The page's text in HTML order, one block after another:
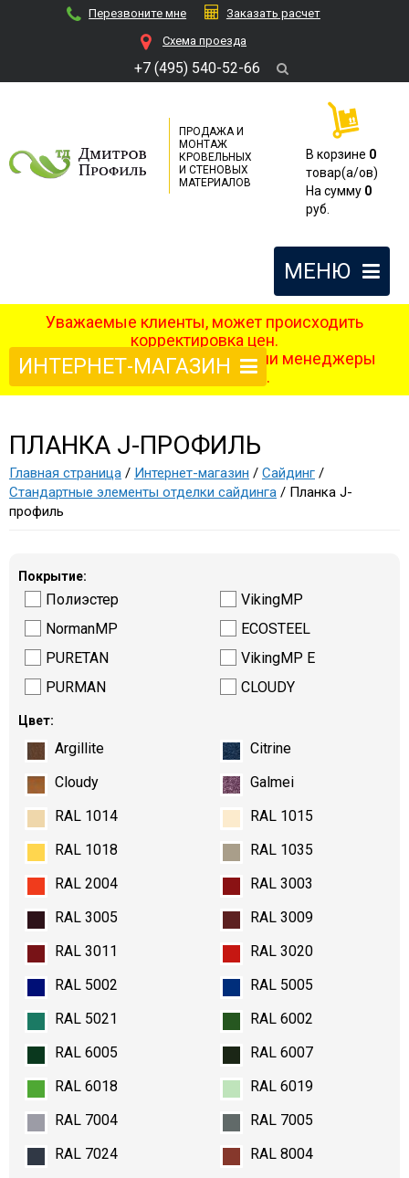
Перезвоните мне
Заказать расчет
Cхема проезда
+7 (495) 540-52-66
ПРОДАЖА И
МОНТАЖ
КРОВЕЛЬНЫХ
И СТЕНОВЫХ
МАТЕРИАЛОВ
В корзине 0
товар(a/ов)
На сумму 0
руб.
МЕНЮ
Уважаемые клиенты, может происходить
корректировка цен.
После оформления заказа наши менеджеры
свяжутся с вами.
ИНТЕРНЕТ-МАГАЗИН
ПЛАНКА J-ПРОФИЛЬ
Главная страница / Интернет-магазин / Сайдинг /
Стандартные элементы отделки сайдинга / Планка J-
профиль
Покрытие:
Полиэстер
VikingMP
NormanMP
ECOSTEEL
PURETAN
VikingMP E
PURMAN
CLOUDY
Цвет:
Argillite
Citrine
Cloudy
Galmei
RAL 1014
RAL 1015
RAL 1018
RAL 1035
RAL 2004
RAL 3003
RAL 3005
RAL 3009
RAL 3011
RAL 3020
RAL 5002
RAL 5005
RAL 5021
RAL 6002
RAL 6005
RAL 6007
RAL 6018
RAL 6019
RAL 7004
RAL 7005
RAL 7024
RAL 8004